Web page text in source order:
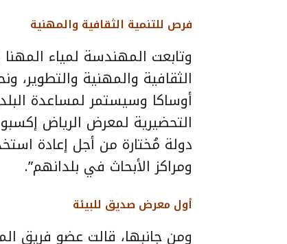
فرص للتنمية الثقافية والمهنية
وتابعت المهندسة لمياء
أوساكا وسيستمر لمساعدة
دولة مُختارة من أجل إعادة
ومراكز الأبحاث في بلدانهم”.
أول معرض صديق للبيئة